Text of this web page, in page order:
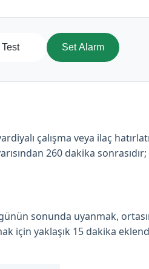
Test Set Alarm
çalışma veya ilaç
260 dakika
sonunda uyanmak,
için yaklaşık 15 dakika